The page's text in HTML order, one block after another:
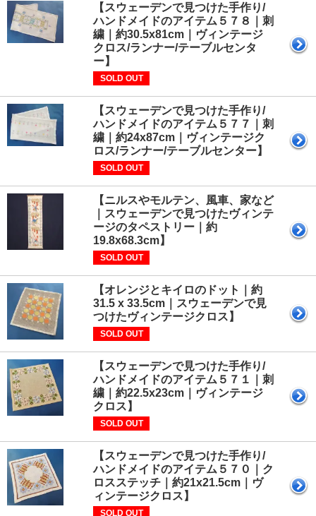
【スウェーデンで見つけた手作り/
ハンドメイドのアイテム５７８｜刺
繍｜約30.5x81cm｜ヴィンテージ
クロス/ランナー/テーブルセンタ
ー】
SOLD OUT
【スウェーデンで見つけた手作り/
ハンドメイドのアイテム５７７｜刺
繍｜約24x87cm｜ヴィンテージク
ロス/ランナー/テーブルセンター】
SOLD OUT
【ニルスやモルテン、風車、家など
｜スウェーデンで見つけたヴィンテ
ージのタペストリー｜約
19.8x68.3cm】
SOLD OUT
【オレンジとキイロのドット｜約
31.5 x 33.5cm｜スウェーデンで見
つけたヴィンテージクロス】
SOLD OUT
【スウェーデンで見つけた手作り/
ハンドメイドのアイテム５７１｜刺
繍｜約22.5x23cm｜ヴィンテージ
クロス】
SOLD OUT
【スウェーデンで見つけた手作り/
ハンドメイドのアイテム５７０｜ク
ロスステッチ｜約21x21.5cm｜ヴ
ィンテージクロス】
SOLD OUT